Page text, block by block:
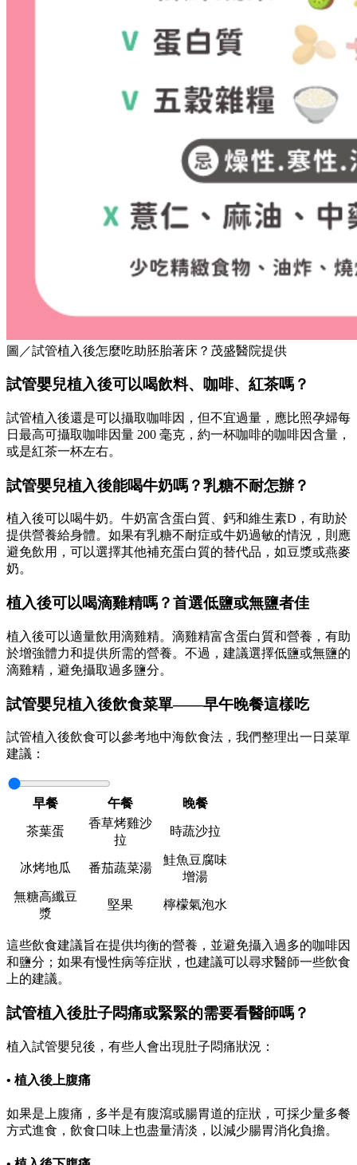
圖／試管植入後怎麼吃助胚胎著床？茂盛醫院提供
試管嬰兒植入後可以喝飲料、咖啡、紅茶嗎？
試管植入後還是可以攝取咖啡因，但不宜過量，應比照孕婦每
日最高可攝取咖啡因量 200 毫克，約一杯咖啡的咖啡因含量，
或是紅茶一杯左右。
試管嬰兒植入後能喝牛奶嗎？乳糖不耐怎辦？
植入後可以喝牛奶。牛奶富含蛋白質、鈣和維生素D，有助於
提供營養給身體。如果有乳糖不耐症或牛奶過敏的情況，則應
避免飲用，可以選擇其他補充蛋白質的替代品，如豆漿或燕麥
奶。
植入後可以喝滴雞精嗎？首選低鹽或無鹽者佳
植入後可以適量飲用滴雞精。滴雞精富含蛋白質和營養，有助
於增強體力和提供所需的營養。不過，建議選擇低鹽或無鹽的
滴雞精，避免攝取過多鹽分。
試管嬰兒植入後飲食菜單——早午晚餐這樣吃
試管植入後飲食可以參考地中海飲食法，我們整理出一日菜單
建議：
早餐 午餐 晚餐
茶葉蛋
香草烤雞沙
拉
時蔬沙拉
冰烤地瓜 番茄蔬菜湯
鮭魚豆腐味
增湯
無糖高纖豆
漿
堅果 檸檬氣泡水
這些飲食建議旨在提供均衡的營養，並避免攝入過多的咖啡因
和鹽分；如果有慢性病等症狀，也建議可以尋求醫師一些飲食
上的建議。
試管植入後肚子悶痛或緊緊的需要看醫師嗎？
植入試管嬰兒後，有些人會出現肚子悶痛狀況：
• 植入後上腹痛
如果是上腹痛，多半是有腹瀉或腸胃道的症狀，可採少量多餐
方式進食，飲食口味上也盡量清淡，以減少腸胃消化負擔。